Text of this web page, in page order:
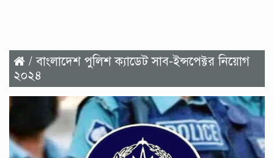
/ বাংলাদেশ পুলিশ ক্যাডেট সাব-ইন্সপেক্টর নিয়োগ
২০২৪